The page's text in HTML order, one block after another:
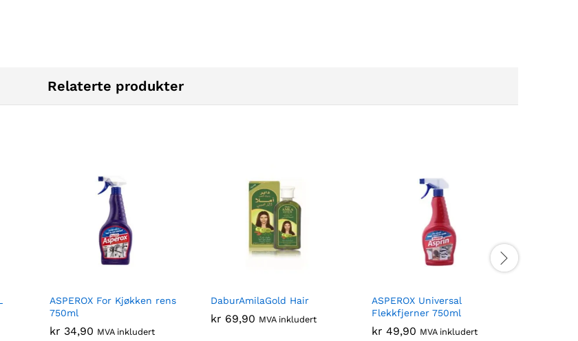
Relaterte produkter
ASPEROX For Kjøkken rens
750ml
kr 34,90 MVA inkludert
DaburAmilaGold Hair
kr 69,90 MVA inkludert
ASPEROX Universal
Flekkfjerner 750ml
kr 49,90 MVA inkludert